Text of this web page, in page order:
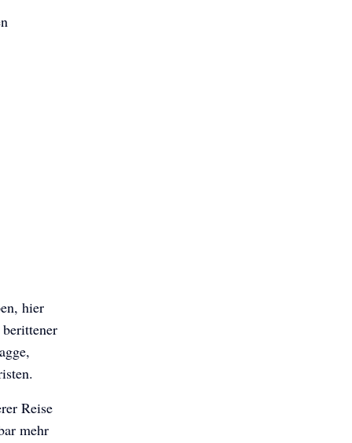
hier
Reise
mehr